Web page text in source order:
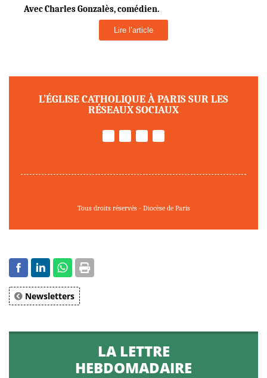
Avec Charles Gonzalès, comédien.
Lire l’article
L’ÉGLISE CATHOLIQUE À PARIS SUR LES
RÉSEAUX SOCIAUX
Tous droits réservés - Diocèse de Paris
Newsletters
LA LETTRE
HEBDOMADAIRE